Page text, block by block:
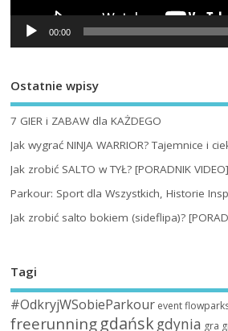
00:00
Ostatnie wpisy
7 GIER i ZABAW dla KAŻDEGO
Jak wygrać NINJA WARRIOR? Tajemnice i
Jak zrobić SALTO w TYŁ? [PORADNIK VIDEO]
Parkour: Sport dla Wszystkich, Historie
Jak zrobić salto bokiem (sideflipa)?
Tagi
#OdkryjWSobieParkour event
freerunninggdańskgdynia gra